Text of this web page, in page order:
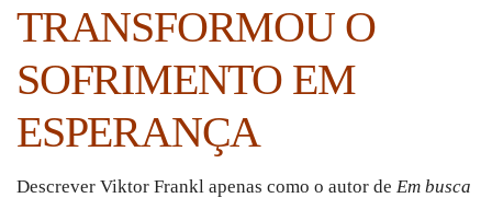
TRANSFORMOU O
SOFRIMENTO EM
ESPERANÇA
Descrever Viktor Frankl apenas como o autor de Em busca